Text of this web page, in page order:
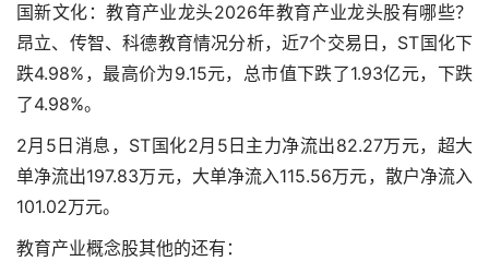
国新文化：教育产业龙头2026年教育产业龙头股有哪些？
昂立、传智、科德教育情况分析，近7个交易日，ST国化下
跌4.98%，最高价为9.15元，总市值下跌了1.93亿元，下跌
了4.98%。
2月5日消息，ST国化2月5日主力净流出82.27万元，超大
单净流出197.83万元，大单净流入115.56万元，散户净流入
101.02万元。
教育产业概念股其他的还有：